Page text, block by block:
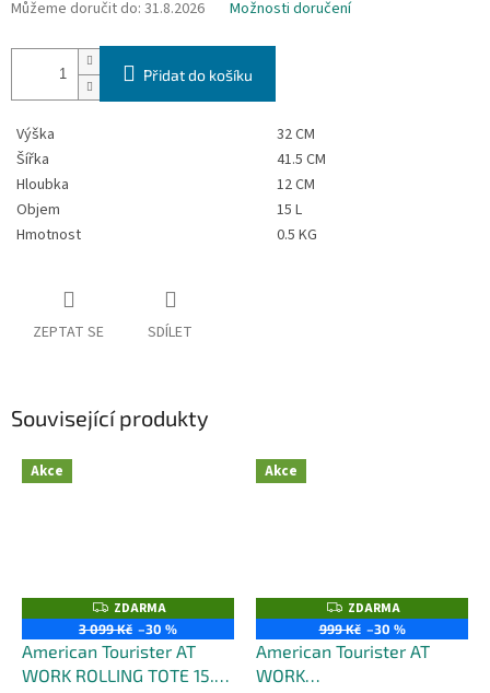
Můžeme doručit do: 31.8.2026 Možnosti doručení
Přidat do košíku
Výška
32 CM
Šířka
41.5 CM
Hloubka
12 CM
Objem
15 L
Hmotnost
0.5 KG
ZEPTAT SE SDÍLET
Související produkty
Akce
Z
D
A
R
M
A
ZDARMA
3 099 Kč –30 %
American Tourister AT
WORK ROLLING TOTE 15.6"
Akce
Z
D
A
R
ZDARMA
999 Kč –30 %
American Tourister AT
WORK